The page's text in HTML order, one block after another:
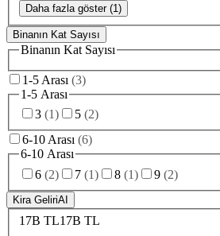
Daha fazla göster (1)
Binanın Kat Sayısı
Binanın Kat Sayısı
1-5 Arası (3)
1-5 Arası
3 (1) 5 (2)
6-10 Arası (6)
6-10 Arası
6 (2) 7 (1) 8 (1) 9 (2)
Kira GeliriAI
17B TL17B TL